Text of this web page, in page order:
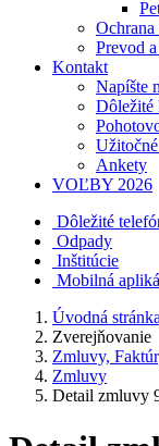
Prevod
Kontakt
Napíšte
Dôležité
Ankety
VOĽBY 2026
Dôležité
Odpady
Inštitúcie
Mobilná
Úvodná stránka
Zverejňovanie
Zmluvy,
Zmluvy
Detail zmluvy